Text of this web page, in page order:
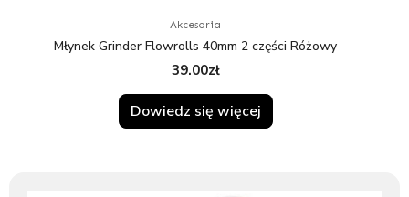
Akcesoria
Młynek Grinder Flowrolls 40mm 2 części Różowy
39.00zł
Dowiedz się więcej